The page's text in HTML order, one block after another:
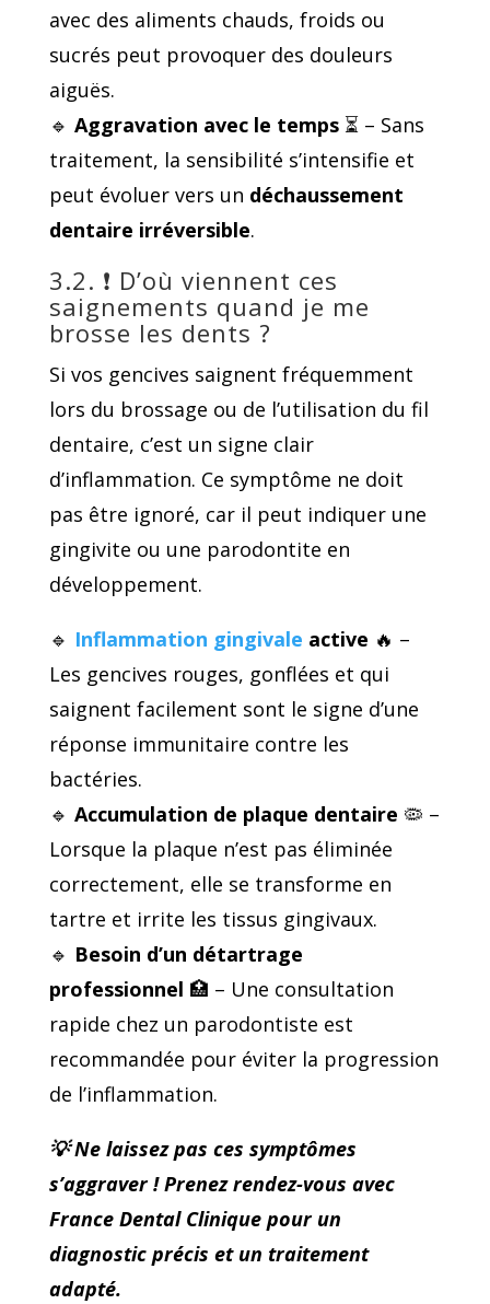
avec des aliments chauds, froids ou
sucrés peut provoquer des douleurs
aiguës.
🔹 Aggravation avec le temps⏳ – Sans
traitement, la sensibilité s’intensifie et
peut évoluer vers un déchaussement
dentaire irréversible.
3.2. ❗ D’où viennent ces
saignements quand je me
brosse les dents ?
Si vos gencives saignent fréquemment
lors du brossage ou de l’utilisation du fil
dentaire, c’est un signe clair
d’inflammation. Ce symptôme ne doit
pas être ignoré, car il peut indiquer une
gingivite ou une parodontite en
développement.
🔹 Inflammation gingivale active 🔥 –
Les gencives rouges, gonflées et qui
saignent facilement sont le signe d’une
réponse immunitaire contre les
bactéries.
🔹 Accumulation de plaque dentaire 🦠 –
Lorsque la plaque n’est pas éliminée
correctement, elle se transforme en
tartre et irrite les tissus gingivaux.
🔹 Besoin d’un détartrage
professionnel 🏥 – Une consultation
rapide chez un parodontiste est
recommandée pour éviter la progression
de l’inflammation.
💡 Ne laissez pas ces symptômes
s’aggraver ! Prenez rendez-vous avec
France Dental Clinique pour un
diagnostic précis et un traitement
adapté.